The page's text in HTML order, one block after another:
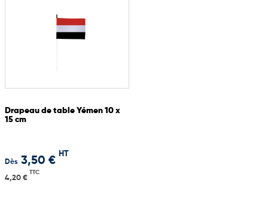
Drapeau de table Yémen 10 x
15 cm
Dès 3,50 €
HT
4,20 €
TTC